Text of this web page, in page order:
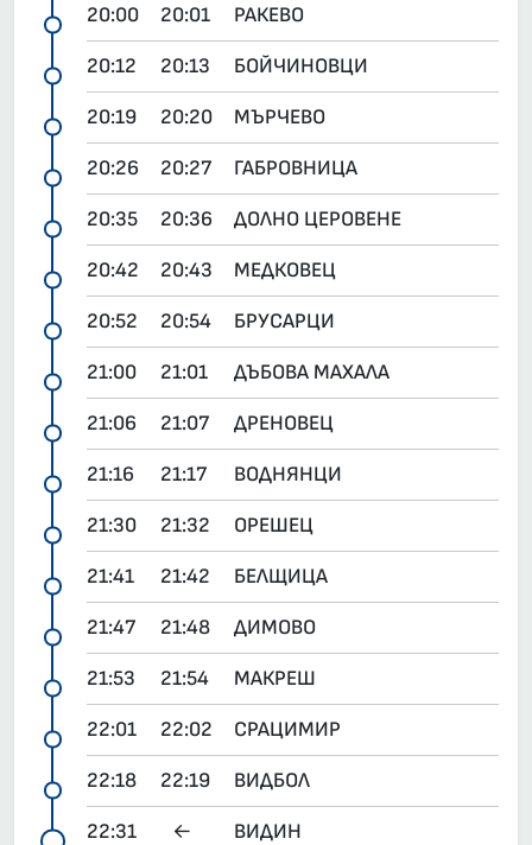
20:00 20:01 РАКЕВО
20:12 20:13 БОЙЧИНОВЦИ
20:19 20:20 МЪРЧЕВО
20:26 20:27 ГАБРОВНИЦА
20:35 20:36 ДОЛНО ЦЕРОВЕНЕ
20:42 20:43 МЕДКОВЕЦ
20:52 20:54 БРУСАРЦИ
21:00 21:01 ДЪБОВА МАХАЛА
21:06 21:07 ДРЕНОВЕЦ
21:16 21:17 ВОДНЯНЦИ
21:30 21:32 ОРЕШЕЦ
21:41 21:42 БЕЛЩИЦА
21:47 21:48 ДИМОВО
21:53 21:54 МАКРЕШ
22:01 22:02 СРАЦИМИР
22:18 22:19 ВИДБОЛ
22:31 ← ВИДИН